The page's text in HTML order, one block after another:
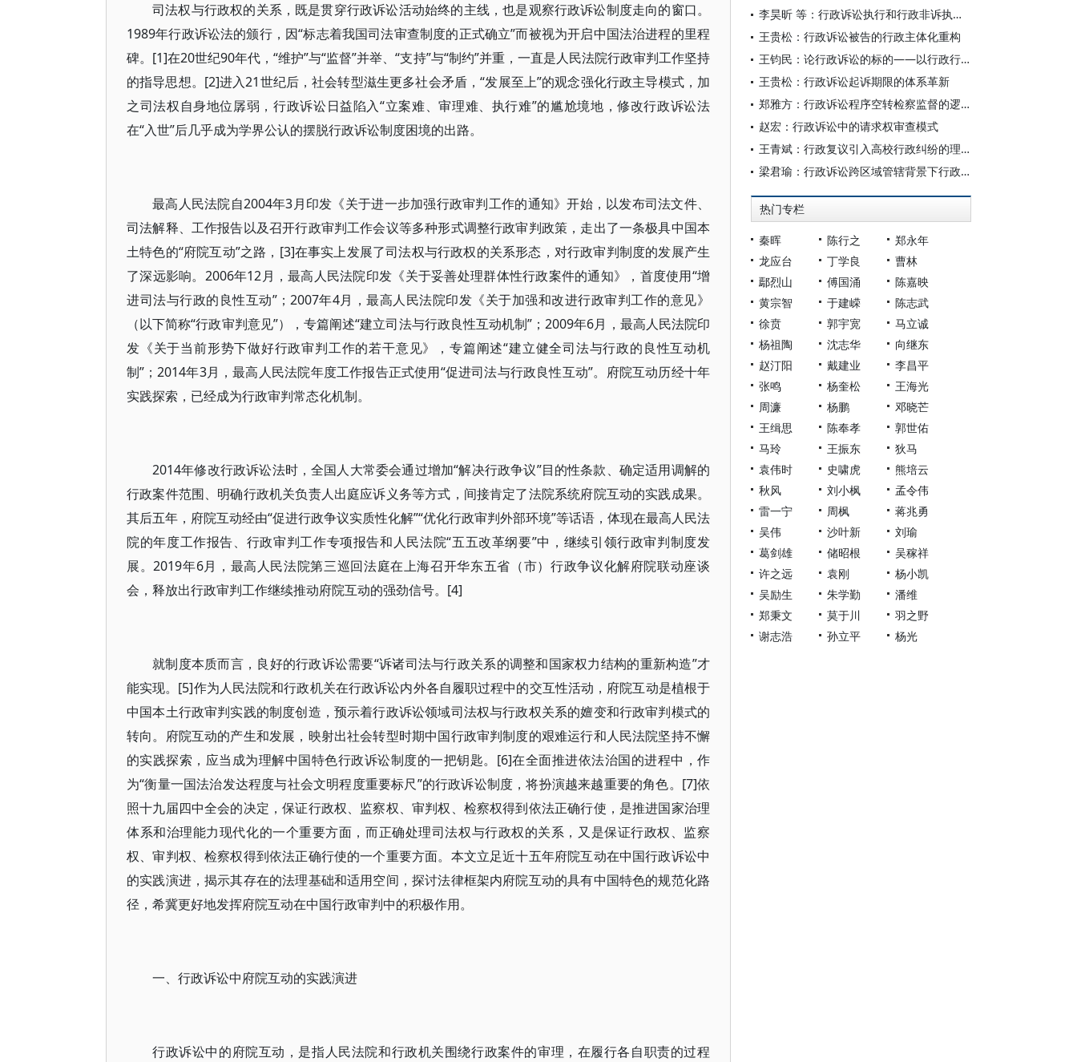
司法权与行政权的关系，既是贯穿行政诉讼活动始终的主线，也是观察行政诉讼制度走向的窗口。
1989年行政诉讼法的颁行，因“标志着我国司法审查制度的正式确立”而被视为开启中国法治进程的里程
碑。[1]在20世纪90年代，“维护”与“监督”并举、“支持”与“制约”并重，一直是人民法院行政审判工作坚持
的指导思想。[2]进入21世纪后，社会转型滋生更多社会矛盾，“发展至上”的观念强化行政主导模式，加
之司法权自身地位孱弱，行政诉讼日益陷入“立案难、审理难、执行难”的尴尬境地，修改行政诉讼法
在“入世”后几乎成为学界公认的摆脱行政诉讼制度困境的出路。
最高人民法院自2004年3月印发《关于进一步加强行政审判工作的通知》开始，以发布司法文件、
司法解释、工作报告以及召开行政审判工作会议等多种形式调整行政审判政策，走出了一条极具中国本
土特色的“府院互动”之路，[3]在事实上发展了司法权与行政权的关系形态，对行政审判制度的发展产生
了深远影响。2006年12月，最高人民法院印发《关于妥善处理群体性行政案件的通知》，首度使用“增
进司法与行政的良性互动”；2007年4月，最高人民法院印发《关于加强和改进行政审判工作的意见》
（以下简称“行政审判意见”），专篇阐述“建立司法与行政良性互动机制”；2009年6月，最高人民法院印
发《关于当前形势下做好行政审判工作的若干意见》，专篇阐述“建立健全司法与行政的良性互动机
制”；2014年3月，最高人民法院年度工作报告正式使用“促进司法与行政良性互动”。府院互动历经十年
实践探索，已经成为行政审判常态化机制。
2014年修改行政诉讼法时，全国人大常委会通过增加“解决行政争议”目的性条款、确定适用调解的
行政案件范围、明确行政机关负责人出庭应诉义务等方式，间接肯定了法院系统府院互动的实践成果。
其后五年，府院互动经由“促进行政争议实质性化解”“优化行政审判外部环境”等话语，体现在最高人民法
院的年度工作报告、行政审判工作专项报告和人民法院“五五改革纲要”中，继续引领行政审判制度发
展。2019年6月，最高人民法院第三巡回法庭在上海召开华东五省（市）行政争议化解府院联动座谈
会，释放出行政审判工作继续推动府院互动的强劲信号。[4]
就制度本质而言，良好的行政诉讼需要“诉诸司法与行政关系的调整和国家权力结构的重新构造”才
能实现。[5]作为人民法院和行政机关在行政诉讼内外各自履职过程中的交互性活动，府院互动是植根于
中国本土行政审判实践的制度创造，预示着行政诉讼领域司法权与行政权关系的嬗变和行政审判模式的
转向。府院互动的产生和发展，映射出社会转型时期中国行政审判制度的艰难运行和人民法院坚持不懈
的实践探索，应当成为理解中国特色行政诉讼制度的一把钥匙。[6]在全面推进依法治国的进程中，作
为“衡量一国法治发达程度与社会文明程度重要标尺”的行政诉讼制度，将扮演越来越重要的角色。[7]依
照十九届四中全会的决定，保证行政权、监察权、审判权、检察权得到依法正确行使，是推进国家治理
体系和治理能力现代化的一个重要方面，而正确处理司法权与行政权的关系，又是保证行政权、监察
权、审判权、检察权得到依法正确行使的一个重要方面。本文立足近十五年府院互动在中国行政诉讼中
的实践演进，揭示其存在的法理基础和适用空间，探讨法律框架内府院互动的具有中国特色的规范化路
径，希冀更好地发挥府院互动在中国行政审判中的积极作用。
一、行政诉讼中府院互动的实践演进
行政诉讼中的府院互动，是指人民法院和行政机关围绕行政案件的审理，在履行各自职责的过程
李昊昕 等：行政诉讼执行和行政非诉执行全程检察监督的内涵要义与实践进路
王贵松：行政诉讼被告的行政主体化重构
王钧民：论行政诉讼的标的——以行政行为违法说为中心
王贵松：行政诉讼起诉期限的体系革新
郑雅方：行政诉讼程序空转检察监督的逻辑展开
赵宏：行政诉讼中的请求权审查模式
王青斌：行政复议引入高校行政纠纷的理论逻辑与实践进路
梁君瑜：行政诉讼跨区域管辖背景下行政检察监督的制度因应
热门专栏
秦晖 陈行之
郑永年
龙应台
丁学良
曹林
鄢烈山
傅国涌
陈嘉映
黄宗智
于建嵘
陈志武
徐贲
郭宇宽
马立诚
杨祖陶
沈志华
向继东
赵汀阳
戴建业
李昌平
张鸣
杨奎松
王海光
周濂
杨鹏
邓晓芒
王缉思
陈奉孝
郭世佑
马玲
王振东
狄马
袁伟时
史啸虎
熊培云
秋风
刘小枫
孟令伟
雷一宁
周枫
蒋兆勇
吴伟
沙叶新
刘瑜
葛剑雄
储昭根
吴稼祥
许之远
袁刚
杨小凯
吴励生
朱学勤
潘维
郑秉文
莫于川
羽之野
谢志浩
孙立平 杨光